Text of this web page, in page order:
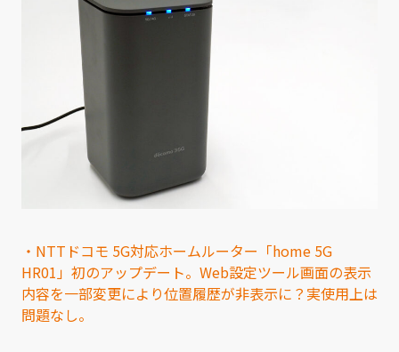
・NTTドコモ 5G対応ホームルーター「home 5G
HR01」初のアップデート。Web設定ツール画面の表示
内容を一部変更により位置履歴が非表示に？実使用上は
問題なし。